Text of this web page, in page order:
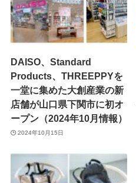
DAISO、Standard
Products、THREEPPYを
一堂に集めた大創産業の新
店舗が山口県下関市に初オ
ープン（2024年10月情報）
2024年10月15日